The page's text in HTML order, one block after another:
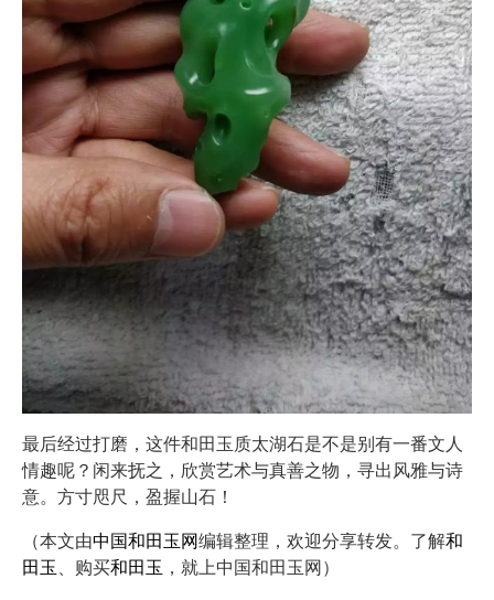
最后经过打磨，这件和田玉质太湖石是不是别有一番文人
情趣呢？闲来抚之，欣赏艺术与真善之物，寻出风雅与诗
意。方寸咫尺，盈握山石！
（本文由中国和田玉网编辑整理，欢迎分享转发。了解和
田玉
、购买和田玉 ，就上中国和田玉网）